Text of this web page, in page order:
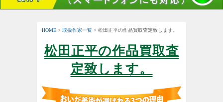
HOME > 取扱作家一覧 > 松田正平の作品買取査定致します。
松田正平の作品買取査
定致します。